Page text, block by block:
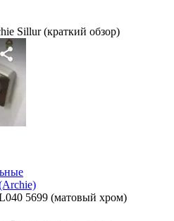
Sillur (краткий обзор)
5699 (матовый хром)